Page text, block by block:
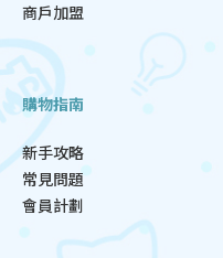
商戶加盟
購物指南
新手攻略
常見問題
會員計劃